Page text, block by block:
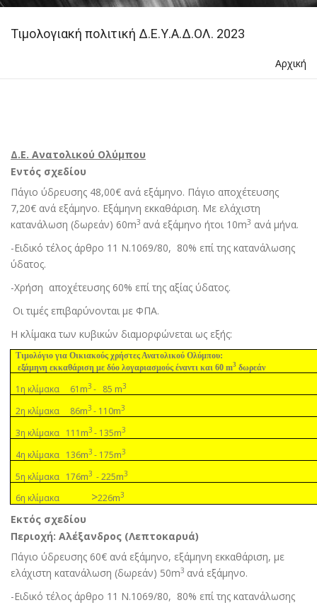
Τιµολογιακή πολιτική Δ.Ε.Υ.Α.Δ.ΟΛ. 2023
Αρχική
Δ.Ε. Ανατολικού Ολύμπου
Εντός σχεδίου
Πάγιο ύδρευσης 48,00€ ανά εξάµηνο. Πάγιο αποχέτευσης
7,20€ ανά εξάµηνο. Εξάµηνη εκκαθάριση. Με ελάχιστη
κατανάλωση (δωρεάν) 60m3 ανά εξάµηνο ήτοι 10m3 ανά µήνα.
-Ειδικό τέλος άρθρο 11 Ν.1069/80, 80% επί της κατανάλωσης
ύδατος.
-Χρήση αποχέτευσης 60% επί της αξίας ύδατος.
Οι τιµές επιβαρύνονται µε ΦΠΑ.
Η κλίµακα των κυβικών διαµορφώνεται ως εξής:
Τιµολόγιο για Οικιακούς χρήστες Ανατολικού Ολύµπου:
εξάµηνη εκκαθάριση µε δύο λογαριασµούς έναντι και 60 m3 δωρεάν
1η κλίµακα 61 m3 - 85 m3
2η κλίµακα 86m3 - 110m3
3η κλίµακα 111 m3 - 135m3
4η κλίµακα 136m3 - 175m3
5η κλίµακα 176m3 - 225m3
6η κλίµακα >226m3
Εκτός σχεδίου
Περιοχή: Αλέξανδρος (Λεπτοκαρυά)
Πάγιο ύδρευσης 60€ ανά εξάµηνο, εξάµηνη εκκαθάριση, µε
ελάχιστη κατανάλωση (δωρεάν) 50m3 ανά εξάµηνο.
-Ειδικό τέλος άρθρο 11 Ν.1069/80, 80% επί της κατανάλωσης